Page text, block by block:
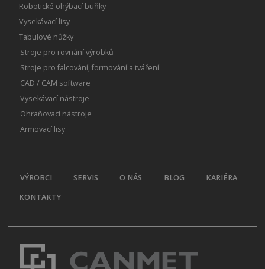
VÝROBCI SERVIS O NÁS BLOG
KARIÉRA
KONTAKTY
Robotické ohýbací buňky
Vysekávací lisy
Tabulové nůžky
Stroje pro rovnání výrobků
Stroje pro falcování, formování a tváření
CAD / CAM software
Vysekávací nástroje
Ohraňovací nástroje
Armovací lisy